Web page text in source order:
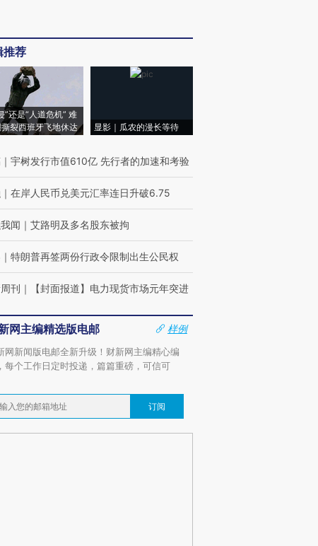
推荐
”还是“人道危机” 难
裂西班牙飞地休达
显影｜瓜农的漫长等待
｜ 宇树发行市值610亿 先行者的加速和考验
｜ 在岸人民币兑美元汇率连日升破6.75
闻 ｜ 艾路明及多名股东被拘
｜ 特朗普再签两份行政令限制出生公民权
刊 ｜ 【封面报道】电力现货市场元年突进
网主编精选版电邮
样例
网新闻版电邮全新升级！财新网主编精心编
每个工作日定时投递，篇篇重磅，可信可
订阅